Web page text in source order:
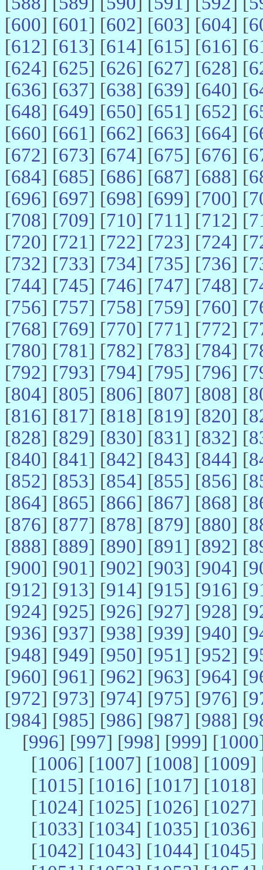
[600] [601] [602] [603] [604] [
[612] [613] [614] [615] [616] [
[624] [625] [626] [627] [628] [
[636] [637] [638] [639] [640] [
[648] [649] [650] [651] [652] [
[660] [661] [662] [663] [664] [
[672] [673] [674] [675] [676] [
[684] [685] [686] [687] [688] [
[696] [697] [698] [699] [700] [
[708] [709] [710] [711] [712] [
[720] [721] [722] [723] [724] [
[732] [733] [734] [735] [736] [
[744] [745] [746] [747] [748] [
[756] [757] [758] [759] [760] [
[768] [769] [770] [771] [772] [
[780] [781] [782] [783] [784] [
[792] [793] [794] [795] [796] [
[804] [805] [806] [807] [808] [
[816] [817] [818] [819] [820] [
[828] [829] [830] [831] [832] [
[840] [841] [842] [843] [844] [
[852] [853] [854] [855] [856] [
[864] [865] [866] [867] [868] [
[876] [877] [878] [879] [880] [
[888] [889] [890] [891] [892] [
[900] [901] [902] [903] [904] [
[912] [913] [914] [915] [916] [
[924] [925] [926] [927] [928] [
[936] [937] [938] [939] [940] [
[948] [949] [950] [951] [952] [
[960] [961] [962] [963] [964] [
[972] [973] [974] [975] [976] [
[984] [985] [986] [987] [988] [
[996] [997] [998] [999] [1000
[1006] [1007] [1008] [1009]
[1015] [1016] [1017] [1018]
[1024] [1025] [1026] [1027]
[1033] [1034] [1035] [1036]
[1042] [1043] [1044] [1045]